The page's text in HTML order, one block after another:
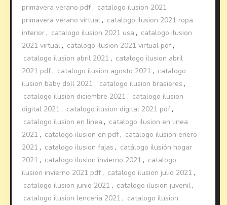
primavera verano pdf , catalogo ilusion 2021
primavera verano virtual , catalogo ilusion 2021 ropa
interior , catalogo ilusion 2021 usa , catalogo ilusion
2021 virtual , catalogo ilusion 2021 virtual pdf ,
catalogo ilusion abril 2021 , catalogo ilusion abril
2021 pdf , catalogo ilusion agosto 2021 , catalogo
ilusion baby doll 2021 , catalogo ilusion brasieres ,
catalogo ilusion diciembre 2021 , catalogo ilusion
digital 2021 , catalogo ilusion digital 2021 pdf ,
catalogo ilusion en linea , catalogo ilusion en linea
2021 , catalogo ilusion en pdf , catalogo ilusion enero
2021 , catalogo ilusion fajas , catálogo ilusión hogar
2021 , catalogo ilusion invierno 2021 , catalogo
ilusion invierno 2021 pdf , catalogo ilusion julio 2021 ,
catalogo ilusion junio 2021 , catalogo ilusion juvenil ,
catalogo ilusion lenceria 2021 , catalogo ilusion